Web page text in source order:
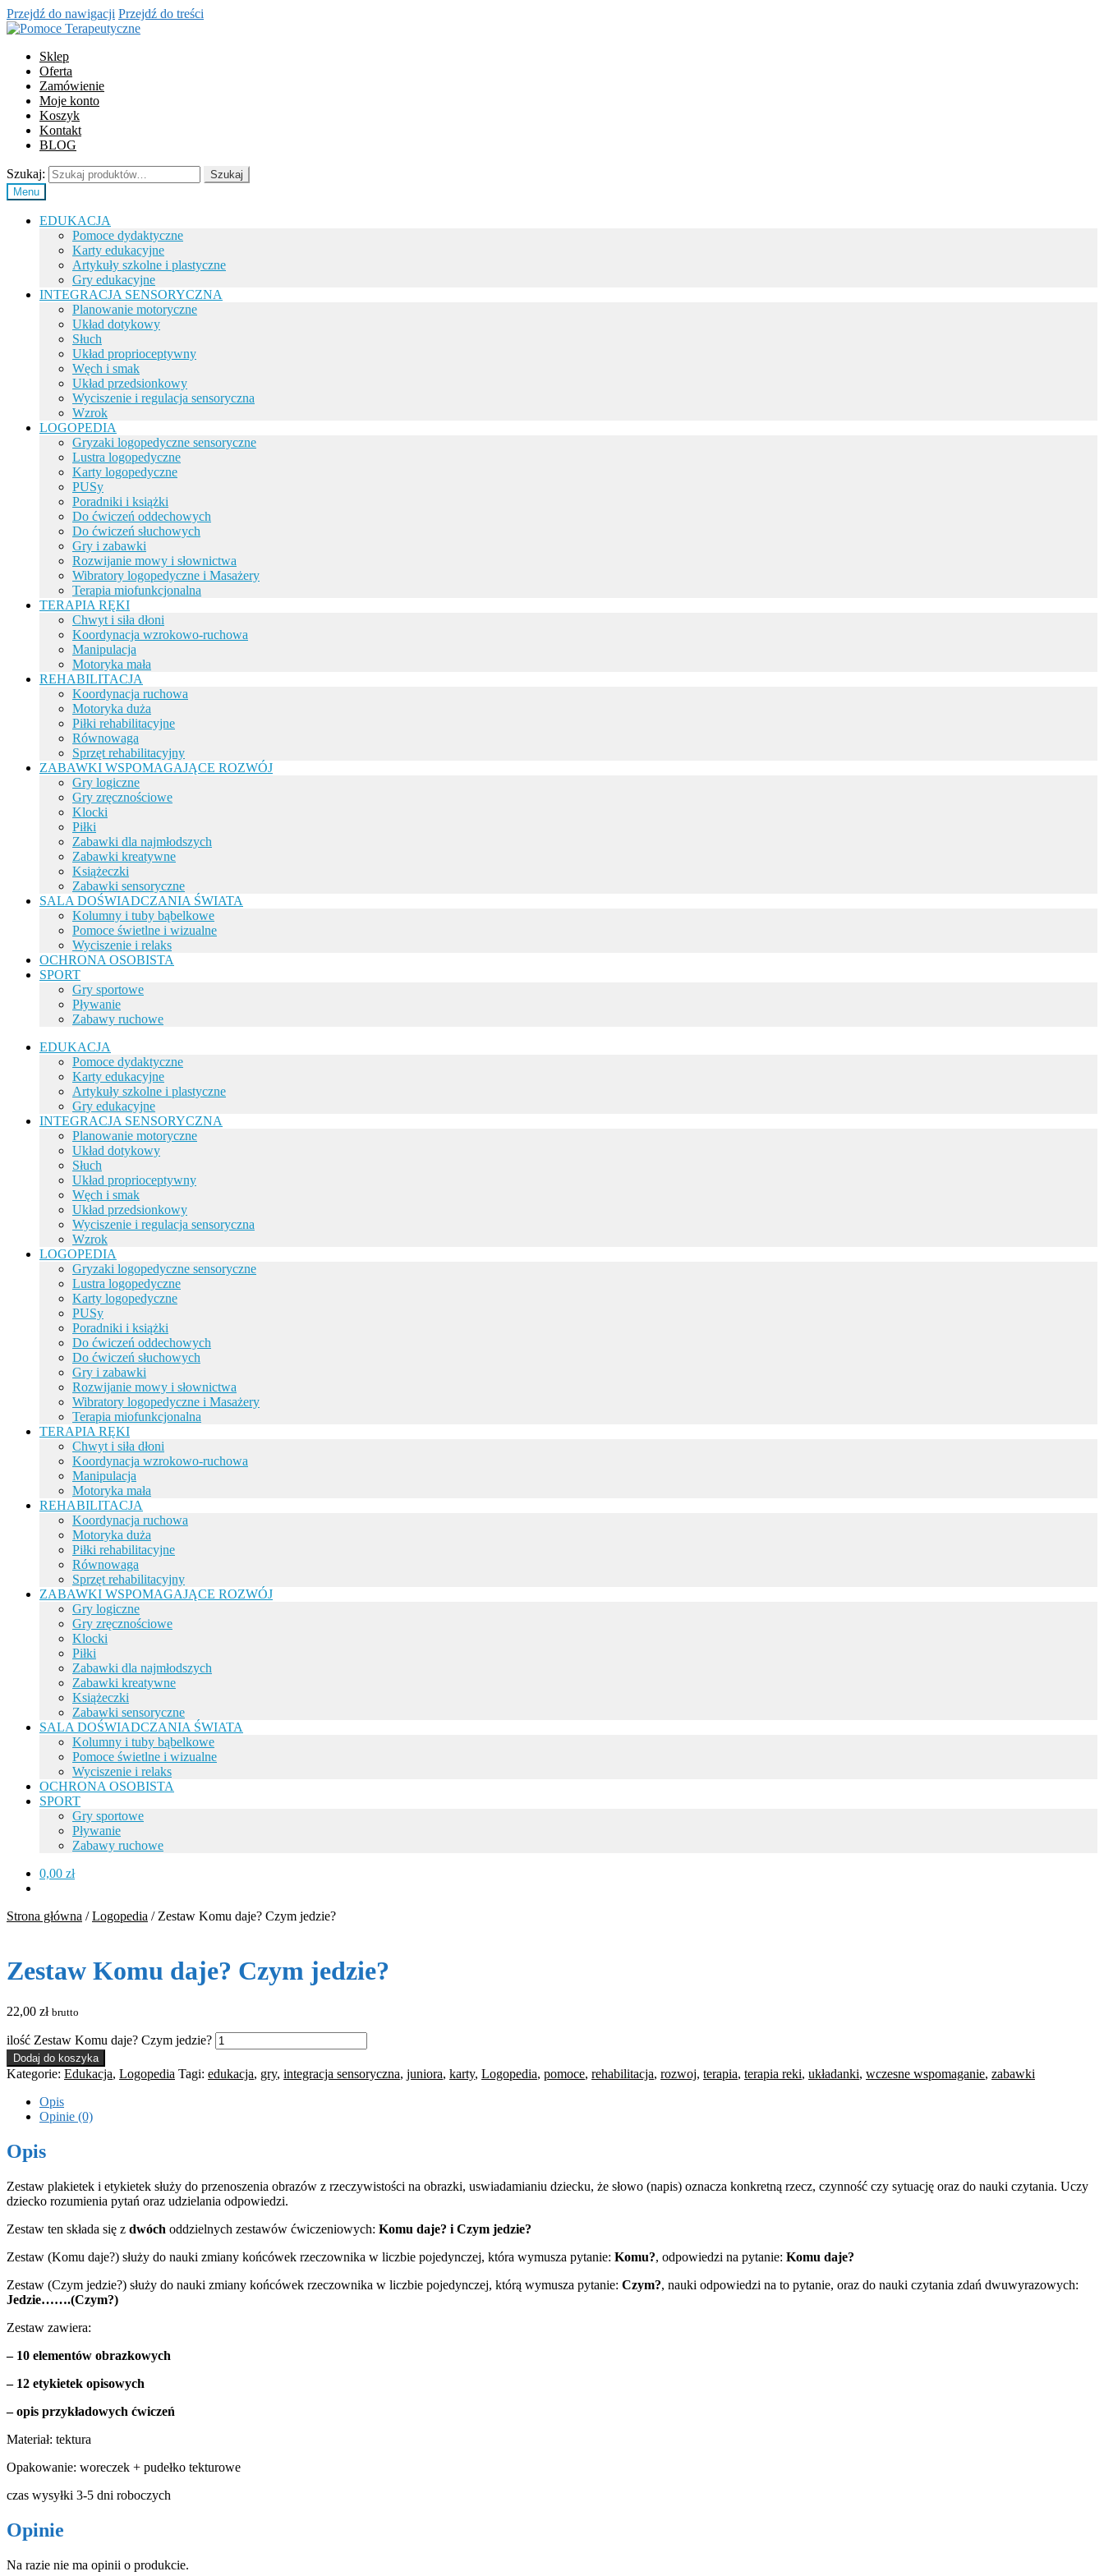
Przejdź do nawigacji Przejdź do treści
Sklep
Oferta
Zamówienie
Moje konto
Koszyk
Kontakt
BLOG
Szukaj:
Szukaj
Menu
EDUKACJA
Pomoce dydaktyczne
Karty edukacyjne
Artykuły szkolne i plastyczne
Gry edukacyjne
INTEGRACJA SENSORYCZNA
Planowanie motoryczne
Układ dotykowy
Słuch
Układ proprioceptywny
Węch i smak
Układ przedsionkowy
Wyciszenie i regulacja sensoryczna
Wzrok
LOGOPEDIA
Gryzaki logopedyczne sensoryczne
Lustra logopedyczne
Karty logopedyczne
PUSy
Poradniki i książki
Do ćwiczeń oddechowych
Do ćwiczeń słuchowych
Gry i zabawki
Rozwijanie mowy i słownictwa
Wibratory logopedyczne i Masażery
Terapia miofunkcjonalna
TERAPIA RĘKI
Chwyt i siła dłoni
Koordynacja wzrokowo-ruchowa
Manipulacja
Motoryka mała
REHABILITACJA
Koordynacja ruchowa
Motoryka duża
Piłki rehabilitacyjne
Równowaga
Sprzęt rehabilitacyjny
ZABAWKI WSPOMAGAJĄCE ROZWÓJ
Gry logiczne
Gry zręcznościowe
Klocki
Piłki
Zabawki dla najmłodszych
Zabawki kreatywne
Książeczki
Zabawki sensoryczne
SALA DOŚWIADCZANIA ŚWIATA
Kolumny i tuby bąbelkowe
Pomoce świetlne i wizualne
Wyciszenie i relaks
OCHRONA OSOBISTA
SPORT
Gry sportowe
Pływanie
Zabawy ruchowe
EDUKACJA
Pomoce dydaktyczne
Karty edukacyjne
Artykuły szkolne i plastyczne
Gry edukacyjne
INTEGRACJA SENSORYCZNA
Planowanie motoryczne
Układ dotykowy
Słuch
Układ proprioceptywny
Węch i smak
Układ przedsionkowy
Wyciszenie i regulacja sensoryczna
Wzrok
LOGOPEDIA
Gryzaki logopedyczne sensoryczne
Lustra logopedyczne
Karty logopedyczne
PUSy
Poradniki i książki
Do ćwiczeń oddechowych
Do ćwiczeń słuchowych
Gry i zabawki
Rozwijanie mowy i słownictwa
Wibratory logopedyczne i Masażery
Terapia miofunkcjonalna
TERAPIA RĘKI
Chwyt i siła dłoni
Koordynacja wzrokowo-ruchowa
Manipulacja
Motoryka mała
REHABILITACJA
Koordynacja ruchowa
Motoryka duża
Piłki rehabilitacyjne
Równowaga
Sprzęt rehabilitacyjny
ZABAWKI WSPOMAGAJĄCE ROZWÓJ
Gry logiczne
Gry zręcznościowe
Klocki
Piłki
Zabawki dla najmłodszych
Zabawki kreatywne
Książeczki
Zabawki sensoryczne
SALA DOŚWIADCZANIA ŚWIATA
Kolumny i tuby bąbelkowe
Pomoce świetlne i wizualne
Wyciszenie i relaks
OCHRONA OSOBISTA
SPORT
Gry sportowe
Pływanie
Zabawy ruchowe
0,00 zł
Strona główna /Logopedia / Zestaw Komu daje? Czym jedzie?
Zestaw Komu daje? Czym jedzie?
22,00 zł brutto
ilość Zestaw Komu daje? Czym jedzie?
Dodaj do koszyka
Kategorie: Edukacja, Logopedia Tagi: edukacja, gry, integracja sensoryczna, juniora, karty, Logopedia, pomoce, rehabilitacja, rozwoj, terapia, terapia reki, układanki, wczesne wspomaganie, zabawki
Opis
Opinie (0)
Opis
Zestaw plakietek i etykietek służy do przenoszenia obrazów z rzeczywistości na obrazki, uswiadamianiu dziecku, że słowo (napis) oznacza konkretną rzecz, czynność czy sytuację oraz do nauki czytania. Uczy
dziecko rozumienia pytań oraz udzielania odpowiedzi.
Zestaw ten składa się z dwóch oddzielnych zestawów ćwiczeniowych: Komu daje? i Czym jedzie?
Zestaw (Komu daje?) służy do nauki zmiany końcówek rzeczownika w liczbie pojedynczej, która wymusza pytanie: Komu?, odpowiedzi na pytanie: Komu daje?
Zestaw (Czym jedzie?) służy do nauki zmiany końcówek rzeczownika w liczbie pojedynczej, którą wymusza pytanie: Czym?, nauki odpowiedzi na to pytanie, oraz do nauki czytania zdań dwuwyrazowych:
Jedzie…….(Czym?)
Zestaw zawiera:
– 10 elementów obrazkowych
– 12 etykietek opisowych
– opis przykładowych ćwiczeń
Materiał: tektura
Opakowanie: woreczek + pudełko tekturowe
czas wysyłki 3-5 dni roboczych
Opinie
Na razie nie ma opinii o produkcie.